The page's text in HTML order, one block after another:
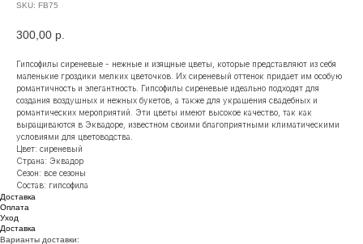
SKU: FB75
300,00 р.
Гипсофилы сиреневые - нежные и изящные цветы, которые представляют из себя
маленькие гроздики мелких цветочков. Их сиреневый оттенок придает им особую
романтичность и элегантность. Гипсофилы сиреневые идеально подходят для
создания воздушных и нежных букетов, а также для украшения свадебных и
романтических мероприятий. Эти цветы имеют высокое качество, так как
выращиваются в Эквадоре, известном своими благоприятными климатическими
условиями для цветоводства.
Цвет: сиреневый
Страна: Эквадор
Сезон: все сезоны
Состав: гипсофила
Доставка
Оплата
Уход
Доставка
Варианты доставки: